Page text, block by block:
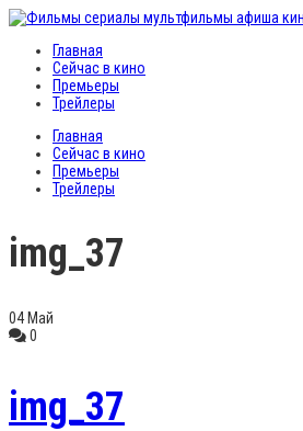
Главная
Сейчас в кино
Премьеры
Трейлеры
Главная
Сейчас в кино
Премьеры
Трейлеры
img_37
04 Май
0
img_37